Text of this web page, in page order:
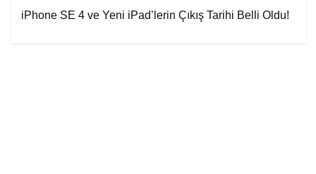
iPhone SE 4 ve Yeni iPad’lerin Çıkış Tarihi Belli Oldu!